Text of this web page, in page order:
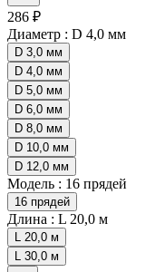
286 ₽
Диаметр : D 4,0 мм
D 3,0 мм
D 4,0 мм
D 5,0 мм
D 6,0 мм
D 8,0 мм
D 10,0 мм
D 12,0 мм
Модель : 16 прядей
16 прядей
Длина : L 20,0 м
L 20,0 м
L 30,0 м